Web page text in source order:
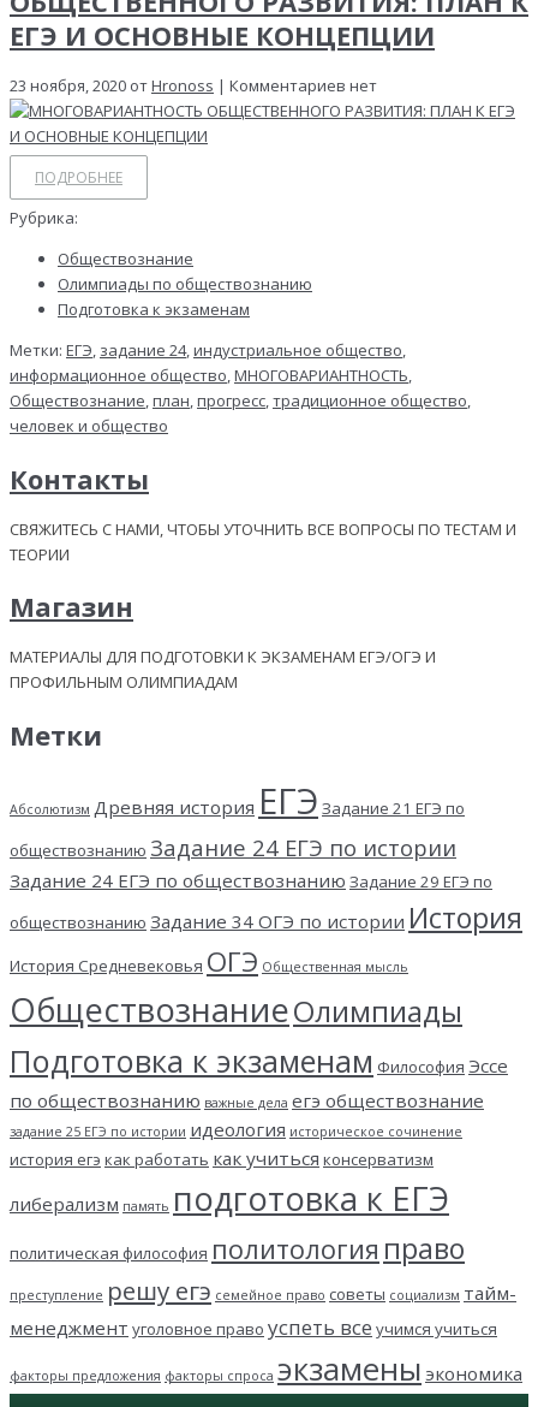
ЕГЭ И ОСНОВНЫЕ КОНЦЕПЦИИ
23 ноября, 2020 отHronoss | Комментариев нет
ПОДРОБНЕЕ
Рубрика:
Обществознание
Олимпиады по обществознанию
Подготовка к экзаменам
Метки: ЕГЭ, задание 24,индустриальное общество,
информационное общество,МНОГОВАРИАНТНОСТЬ,
Обществознание,план,прогресс,традиционное общество,
человек и общество
Контакты
СВЯЖИТЕСЬ С НАМИ, ЧТОБЫ УТОЧНИТЬ ВСЕ ВОПРОСЫ ПО ТЕСТАМ И
ТЕОРИИ
Магазин
МАТЕРИАЛЫ ДЛЯ ПОДГОТОВКИ К ЭКЗАМЕНАМ ЕГЭ/ОГЭ И
ПРОФИЛЬНЫМ ОЛИМПИАДАМ
Метки
Абсолютизм Древняя история ЕГЭ Задание 21 ЕГЭ по
обществознанию Задание 24 ЕГЭ по истории
Задание 24 ЕГЭ по обществознанию Задание 29 ЕГЭ по
обществознанию Задание 34 ОГЭ по истории История
История Средневековья ОГЭ Общественная мысль
ОбществознаниеОлимпиады
Подготовка к экзаменам Философия Эссе
по обществознанию важные дела егэ обществознание
задание 25 ЕГЭ по истории идеология историческое сочинение
история егэ как работать как учиться консерватизм
либерализм память подготовка к ЕГЭ
политическая философия политология право
преступление решу егэ семейное право советы социализм тайм-
менеджмент уголовное право успеть все учимся учиться
факторы предложения факторы спроса экзамены экономика